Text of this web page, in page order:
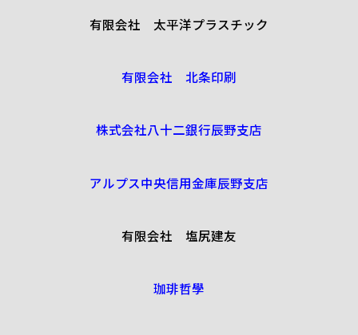
有限会社 太平洋プラスチック
有限会社 北条印刷
株式会社八十二銀行辰野支店
アルプス中央信用金庫辰野支店
有限会社 塩尻建友
珈琲哲學